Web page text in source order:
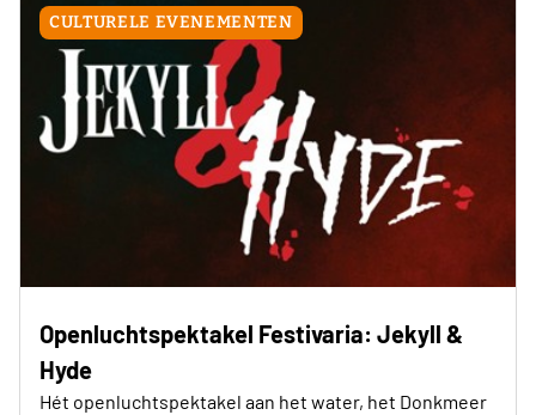
CULTURELE EVENEMENTEN
Openluchtspektakel Festivaria: Jekyll &
Hyde
Hét openluchtspektakel aan het water, het Donkmeer